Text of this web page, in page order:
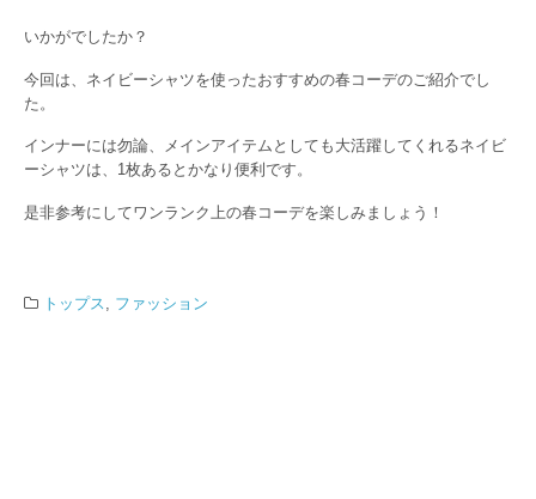
いかがでしたか？
今回は、ネイビーシャツを使ったおすすめの春コーデのご紹介でし
た。
インナーには勿論、メインアイテムとしても大活躍してくれるネイビ
ーシャツは、1枚あるとかなり便利です。
是非参考にしてワンランク上の春コーデを楽しみましょう！
トップス ファッション